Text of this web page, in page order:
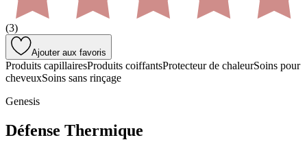
(3)
Ajouter aux favoris
Produits capillairesProduits coiffantsProtecteur de chaleurSoins pour
cheveuxSoins sans rinçage
Genesis
Défense Thermique